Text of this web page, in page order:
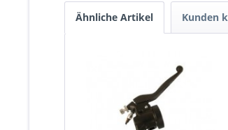
Ähnliche Artikel Kunden